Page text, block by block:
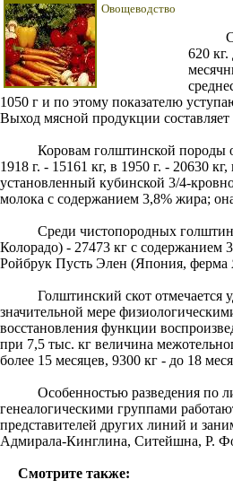
Овощеводство
620
1050 г и по этому показателю
Выход мясной продукции составляет
Коровам голштинской породы
1918 г. - 15161 кг, в 1950 г. - 20630
установленный кубинской 3/4-
молока с содержанием 3,8% жира;
Среди чистопородных
Колорадо) - 27473 кг с содержанием
Ройбрук Пусть Элен (Япония, ферма
Голштинский скот отмечается
значительной мере
восстановления функции
при 7,5 тыс. кг величина
более 15 месяцев, 9300 кг - до 18
Особенностью разведения по
генеалогическими группами
представителей других линий и
Адмирала-Кинглина, Ситейшна, Р.
Смотрите также: